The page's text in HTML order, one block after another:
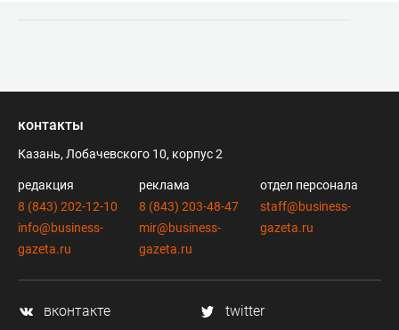
контакты
Казань, Лобачевского 10, корпус 2
редакция
8 (843) 202-12-10
info@business-
gazeta.ru
реклама
8 (843) 203-48-47
mir@business-
gazeta.ru
отдел персонала
staff@business-
gazeta.ru
вконтакте
twitter